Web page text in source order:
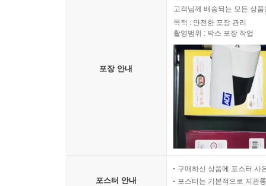
포장 안내
고객님께 배송되는 모든 상
목적 : 안전한 포장 관리
촬영범위 : 박스 포장 작업
포스터 안내
구매하신 상품에 포스터 사
포스터는 기본적으로 지관